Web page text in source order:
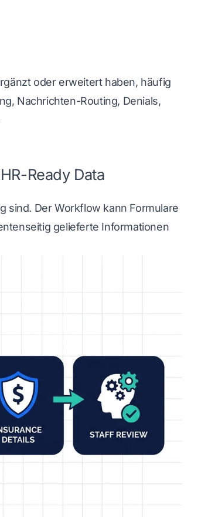
oder erweitert haben, häufig
Nachrichten-Routing, Denials,
Ready Data
sind. Der Workflow kann Formulare
gelieferte Informationen